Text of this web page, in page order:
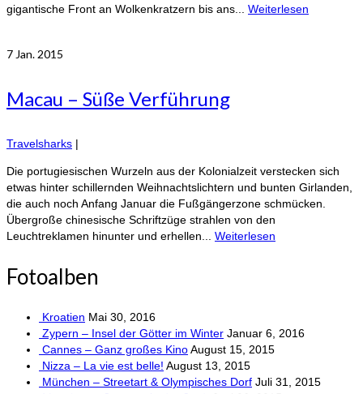
gigantische Front an Wolkenkratzern bis ans... Weiterlesen
7 Jan. 2015
Macau – Süße Verführung
Travelsharks |
Die portugiesischen Wurzeln aus der Kolonialzeit verstecken sich
etwas hinter schillernden Weihnachtslichtern und bunten Girlanden,
die auch noch Anfang Januar die Fußgängerzone schmücken.
Übergroße chinesische Schriftzüge strahlen von den
Leuchtreklamen hinunter und erhellen... Weiterlesen
Fotoalben
Kroatien Mai 30, 2016
Zypern – Insel der Götter im Winter Januar 6, 2016
Cannes – Ganz großes KinoAugust 15, 2015
Nizza – La vie est belle! August 13, 2015
München – Streetart & Olympisches Dorf Juli 31, 2015